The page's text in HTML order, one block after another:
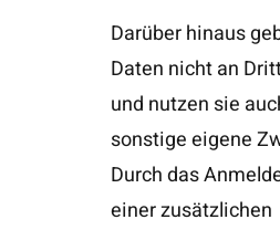
Darüber hinaus
Daten nicht an
und nutzen sie
sonstige eigene
Durch das
einer zusätzlichen